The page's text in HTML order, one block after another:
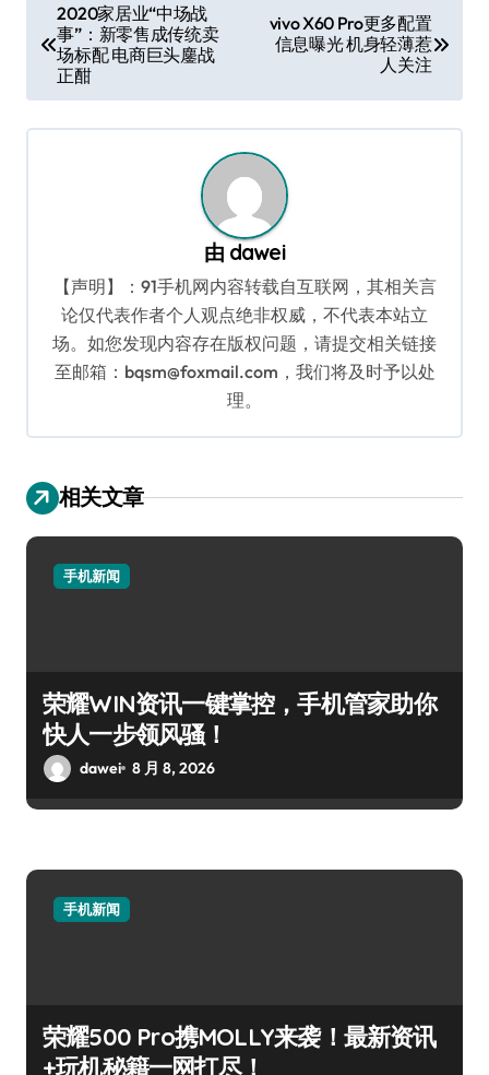
章
2020家居业“中场战
事”：新零售成传统卖
场标配 电商巨头鏖战
正酣
vivo X60 Pro更多配置
信息曝光 机身轻薄惹
人关注
由 dawei
【声明】：91手机网内容转载自互联网，其相关言
论仅代表作者个人观点绝非权威，不代表本站立
场。如您发现内容存在版权问题，请提交相关链接
至邮箱：bqsm@foxmail.com，我们将及时予以处
理。
相关文章
手机新闻
荣耀WIN资讯一键掌控，手机管家助你
快人一步领风骚！
dawei 8 月 8, 2026
手机新闻
荣耀500 Pro携MOLLY来袭！最新资讯
+玩机秘籍一网打尽！